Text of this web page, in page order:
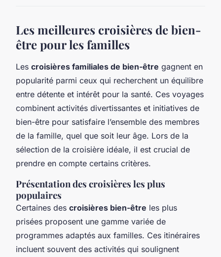
Les meilleures croisières de bien-
être pour les familles
Les croisières familiales de bien-être gagnent en
popularité parmi ceux qui recherchent un équilibre
entre détente et intérêt pour la santé. Ces voyages
combinent activités divertissantes et initiatives de
bien-être pour satisfaire l’ensemble des membres
de la famille, quel que soit leur âge. Lors de la
sélection de la croisière idéale, il est crucial de
prendre en compte certains critères.
Présentation des croisières les plus
populaires
Certaines des croisières bien-être les plus
prisées proposent une gamme variée de
programmes adaptés aux familles. Ces itinéraires
incluent souvent des activités qui soulignent